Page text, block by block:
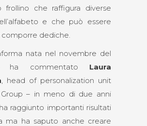
frollino che raffigura diverse
e che può essere
comporre dediche.
nata nel novembre del
ha commentato Laura
, head of personalization unit
– in meno di due anni
raggiunto importanti risultati
ma ha saputo anche creare